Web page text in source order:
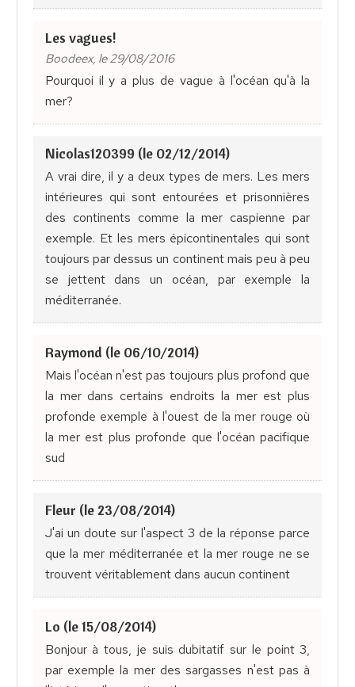
Les vagues!
Boodeex, le 29/08/2016
Pourquoi il y a plus de vague à l'océan qu'à la
mer?
Nicolas120399 (le 02/12/2014)
A vrai dire, il y a deux types de mers. Les mers
intérieures qui sont entourées et prisonnières
des continents comme la mer caspienne par
exemple. Et les mers épicontinentales qui sont
toujours par dessus un continent mais peu à peu
se jettent dans un océan, par exemple la
méditerranée.
Raymond (le 06/10/2014)
Mais l'océan n'est pas toujours plus profond que
la mer dans certains endroits la mer est plus
profonde exemple à l'ouest de la mer rouge où
la mer est plus profonde que l'océan pacifique
sud
Fleur (le 23/08/2014)
J'ai un doute sur l'aspect 3 de la réponse parce
que la mer méditerranée et la mer rouge ne se
trouvent véritablement dans aucun continent
Lo (le 15/08/2014)
Bonjour à tous, je suis dubitatif sur le point 3,
par exemple la mer des sargasses n'est pas à